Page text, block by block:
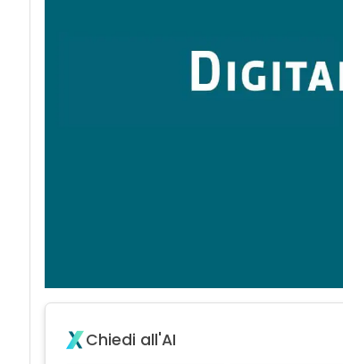
Chiedi all'AI